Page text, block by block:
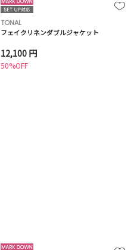
TONAL
フェイクリネンダブルジャケット
12,100 円
50%OFF